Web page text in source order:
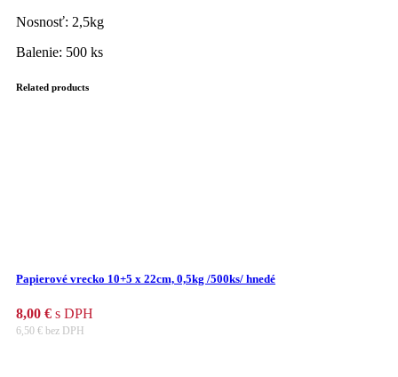
Nosnosť: 2,5kg
Balenie: 500 ks
Related products
Papierové vrecko 10+5 x 22cm, 0,5kg /500ks/ hnedé
8,00 € s DPH
6,50 € bez DPH